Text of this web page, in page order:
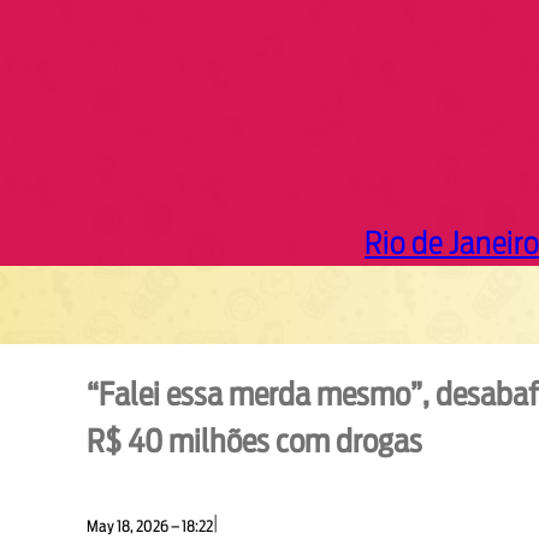
Rio de Janeiro
“Falei essa merda mesmo”,
R$ 40 milhões com drogas
May 18, 2026 – 18:22